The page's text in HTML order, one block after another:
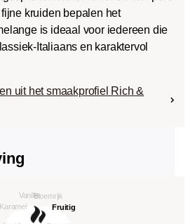
kruiden bepalen het
is ideaal voor iedereen die
Italiaans en karaktervol
uit het smaakprofiel Rich &